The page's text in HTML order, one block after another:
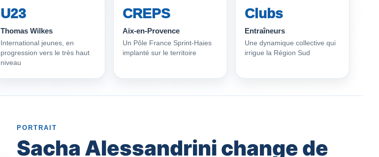
U23
Thomas Wilkes
International jeunes, en
progression vers le très haut
niveau
CREPS
Aix-en-Provence
Un Pôle France Sprint-Haies
implanté sur le territoire
Clubs
Entraîneurs
Une dynamique collective qui
irrigue la Région Sud
PORTRAIT
Sacha Alessandrini change de